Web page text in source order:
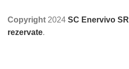
Copyright 2024 SC Enervivo
rezervate.